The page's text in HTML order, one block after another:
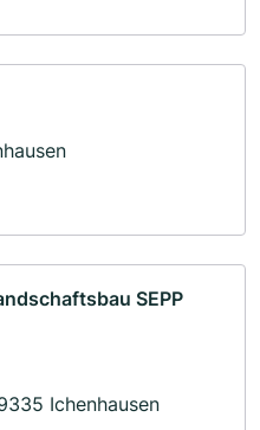
SEPP
Ichenhausen